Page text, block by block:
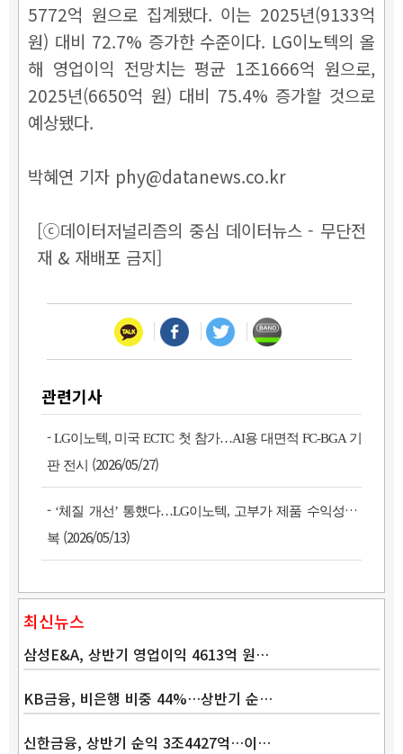
5772억 원으로 집계됐다. 이는 2025년(9133억
원) 대비 72.7% 증가한 수준이다. LG이노텍의 올
해 영업이익 전망치는 평균 1조1666억 원으로,
2025년(6650억 원) 대비 75.4% 증가할 것으로
예상됐다.
박혜연 기자 phy@datanews.co.kr
[ⓒ데이터저널리즘의 중심 데이터뉴스 - 무단전
재 & 재배포 금지]
관련기사
-LG이노텍, 미국 ECTC 첫 참가…AI용 대면적 FC-BGA 기
판 전시
(2026/05/27)
- ‘체질 개선’ 통했다…LG이노텍, 고부가 제품 수익성 회
복 (2026/05/13)
최신뉴스
삼성E&A, 상반기 영업이익 4613억 원…
KB금융, 비은행 비중 44%…상반기 순…
신한금융, 상반기 순익 3조4427억…이…